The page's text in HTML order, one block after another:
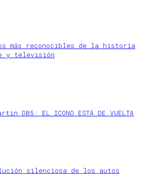
más reconocibles de la historia
y televisión
DB5: EL ICONO ESTÁ DE VUELTA
silenciosa de los autos